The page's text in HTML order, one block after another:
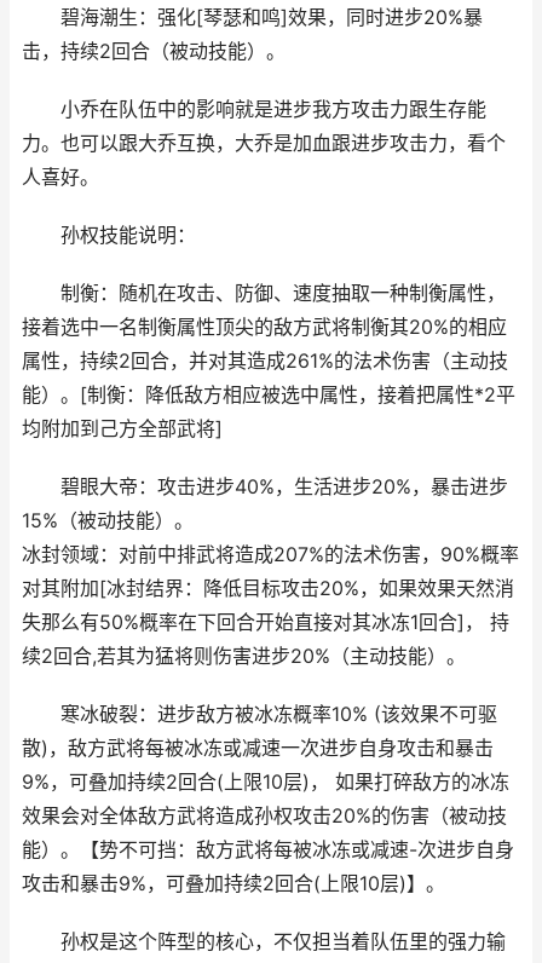
碧海潮生：强化[琴瑟和鸣]效果，同时进步20%暴
击，持续2回合（被动技能）。
小乔在队伍中的影响就是进步我方攻击力跟生存能
力。也可以跟大乔互换，大乔是加血跟进步攻击力，看个
人喜好。
孙权技能说明：
制衡：随机在攻击、防御、速度抽取一种制衡属性，
接着选中一名制衡属性顶尖的敌方武将制衡其20%的相应
属性，持续2回合，并对其造成261%的法术伤害（主动技
能）。[制衡：降低敌方相应被选中属性，接着把属性*2平
均附加到己方全部武将]
碧眼大帝：攻击进步40%，生活进步20%，暴击进步
15%（被动技能）。
冰封领域：对前中排武将造成207%的法术伤害，90%概率
对其附加[冰封结界：降低目标攻击20%，如果效果天然消
失那么有50%概率在下回合开始直接对其冰冻1回合]， 持
续2回合,若其为猛将则伤害进步20%（主动技能）。
寒冰破裂：进步敌方被冰冻概率10% (该效果不可驱
散)，敌方武将每被冰冻或减速一次进步自身攻击和暴击
9%，可叠加持续2回合(上限10层)， 如果打碎敌方的冰冻
效果会对全体敌方武将造成孙权攻击20%的伤害（被动技
能）。【势不可挡：敌方武将每被冰冻或减速-次进步自身
攻击和暴击9%，可叠加持续2回合(上限10层)】。
孙权是这个阵型的核心，不仅担当着队伍里的强力输